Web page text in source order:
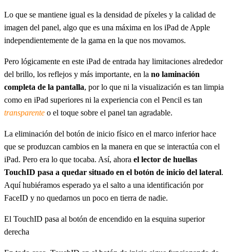
Lo que se mantiene igual es la densidad de píxeles y la calidad de
imagen del panel, algo que es una máxima en los iPad de Apple
independientemente de la gama en la que nos movamos.
Pero lógicamente en este iPad de entrada hay limitaciones alrededor
del brillo, los reflejos y más importante, en la no laminación
completa de la pantalla, por lo que ni la visualización es tan limpia
como en iPad superiores ni la experiencia con el Pencil es tan
transparente o el toque sobre el panel tan agradable.
La eliminación del botón de inicio físico en el marco inferior hace
que se produzcan cambios en la manera en que se interactúa con el
iPad. Pero era lo que tocaba. Así, ahora el lector de huellas
TouchID pasa a quedar situado en el botón de inicio del lateral.
Aquí hubiéramos esperado ya el salto a una identificación por
FaceID y no quedarnos un poco en tierra de nadie.
El TouchID pasa al botón de encendido en la esquina superior
derecha